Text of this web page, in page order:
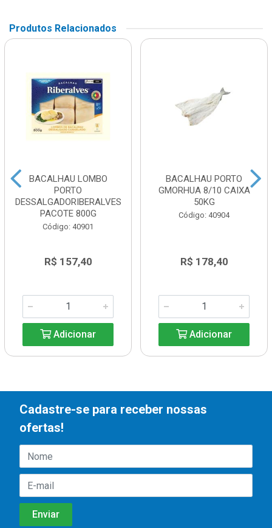
Produtos Relacionados
BACALHAU LOMBO
PORTO
DESSALGADORIBERALVES
PACOTE 800G
Código: 40901
R$ 157,40
Adicionar
BACALHAU PORTO
GMORHUA 8/10 CAIXA
50KG
Código: 40904
R$ 178,40
Adicionar
Cadastre-se para receber nossas
ofertas!